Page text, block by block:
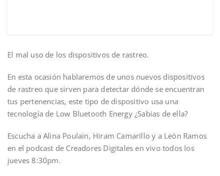
El mal uso de los dispositivos de rastreo.
En esta ocasión hablaremos de unos nuevos dispositivos
de rastreo que sirven para detectar dónde se encuentran
tus pertenencias, este tipo de dispositivo usa una
tecnología de Low Bluetooth Energy ¿Sabias de ella?
Escucha a Alina Poulain, Hiram Camarillo y a León Ramos
en el podcast de Creadores Digitales en vivo todos los
jueves 8:30pm.